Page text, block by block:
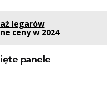
legarów
ceny w 2024
panele